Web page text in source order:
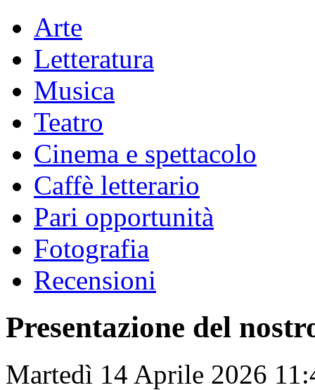
Arte
Letteratura
Musica
Teatro
Cinema e spettacolo
Caffè letterario
Pari opportunità
Fotografia
Recensioni
Presentazione del
Martedì 14 Aprile 2026